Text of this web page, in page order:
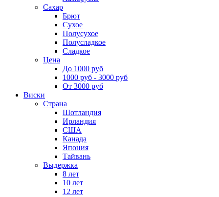
Сахар
Брют
Сухое
Полусухое
Полусладкое
Сладкое
Цена
До 1000 руб
1000 руб - 3000 руб
От 3000 руб
Виски
Страна
Шотландия
Ирландия
США
Канада
Япония
Тайвань
Выдержка
8 лет
10 лет
12 лет